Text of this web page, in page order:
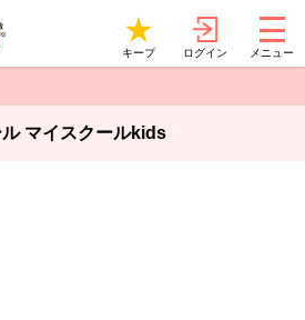
キープ ログイン メニュー
マイスクールkids